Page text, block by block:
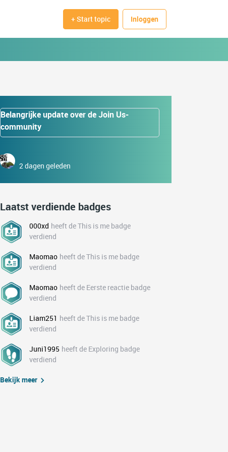
+ Start topic Inloggen
Belangrijke update over de Join Us-
community
2 dagen geleden
Laatst verdiende badges
000xd heeft de This is me badge
verdiend
Maomao heeft de This is me badge
verdiend
Maomao heeft de Eerste reactie badge
verdiend
Liam251 heeft de This is me badge
verdiend
Juni1995 heeft de Exploring badge
verdiend
Bekijk meer